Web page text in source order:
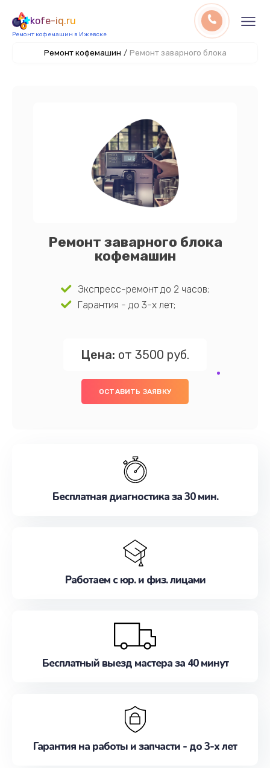
kofe-iq.ru
Ремонт кофемашин в Ижевске
Ремонт кофемашин / Ремонт заварного блока
Ремонт заварного блока
кофемашин
Экспресс-ремонт до 2 часов;
Гарантия - до 3-х лет;
Цена: от 3500 руб.
ОСТАВИТЬ ЗАЯВКУ
Бесплатная диагностика за 30 мин.
Работаем с юр. и физ. лицами
Бесплатный выезд мастера за 40 минут
Гарантия на работы и запчасти - до 3-х лет